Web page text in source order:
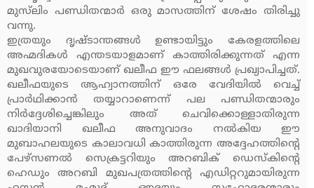
മുസ്‌ലിം പണ്ഡിതന്മാര്‍ ഒരു മാസത്തിന് ശേഷം തിരിച്ചു
വന്നു.
ഇത്രയും ദൃഷ്ടാന്തങ്ങള്‍ ഉണ്ടായിട്ടും കേരളത്തിലെ
അഹ്മദികള്‍ എന്തടയാളമാണ് കാത്തിരിക്കുന്നത് എന്ന
മുഖവുരയോടെയാണ് ഖലീഫ ഈ ഫലങ്ങള്‍ പ്രഖ്യാപിച്ചത്.
ഖലീഫയുടെ ആഹ്വാനത്തിന് ഒരേ വേദിയില്‍ വെച്ച്
പ്രാര്‍ഥിക്കാന്‍ തയ്യാറാണെന്ന് പല പണ്ഡിതന്മാരും
നിര്‍ദ്ദേശിച്ചെങ്കിലും അത് ചെവിക്കൊള്ളാതിരുന്ന
ഖാദിയാനി ഖലീഫ അനുവാദം നല്‍കിയ ഈ
മുബാഹലയുടെ കാലാവധി കാത്തിരുന്ന അദ്ദേഹത്തിന്റെ
പേഴ്‌സണല്‍ സെക്രട്ടറിയും അറബിക് ഡെസ്‌കിന്റെ
ഹെഡും അറബി മുഖപത്രത്തിന്റെ എഡിറ്ററുമായിരുന്ന